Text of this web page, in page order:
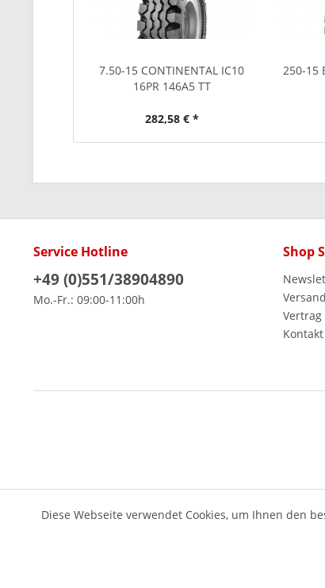
7.50-15 CONTINENTAL IC10
16PR 146A5 TT
282,58 € *
250-15
Service Hotline
+49 (0)551/38904890
Mo.-Fr.: 09:00-11:00h
Shop
Kontakt
Diese Webseite verwendet Cookies, um Ihnen den